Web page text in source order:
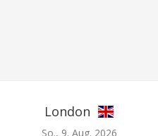
London
So., 9. Aug. 2026